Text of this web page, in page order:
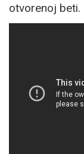
otvorenoj beti.